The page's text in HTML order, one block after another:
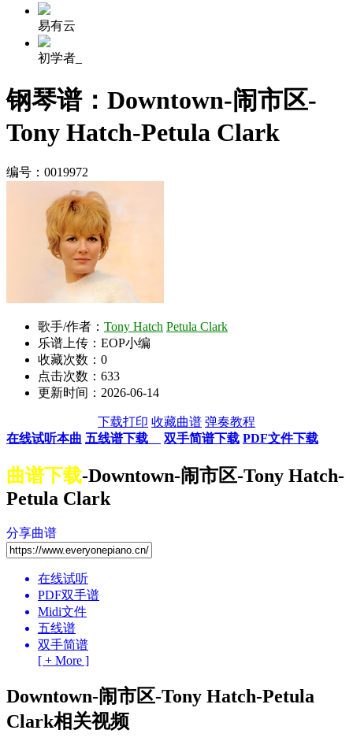
易有云
初学者_
钢琴谱：Downtown-闹市区-
Tony Hatch-Petula Clark
编号：0019972
歌手/作者： Tony Hatch Petula Clark
乐谱上传：EOP小编
收藏次数： 0
点击次数：633
更新时间：2026-06-14
下载打印 收藏曲谱 弹奏教程
在线试听本曲 五线谱下载 双手简谱下载 PDF文件下载
曲谱下载-Downtown-闹市区-Tony Hatch-
Petula Clark
分享曲谱
在线试听
PDF双手谱
Midi文件
五线谱
双手简谱
[ + More ]
Downtown-闹市区-Tony Hatch-Petula
Clark相关视频